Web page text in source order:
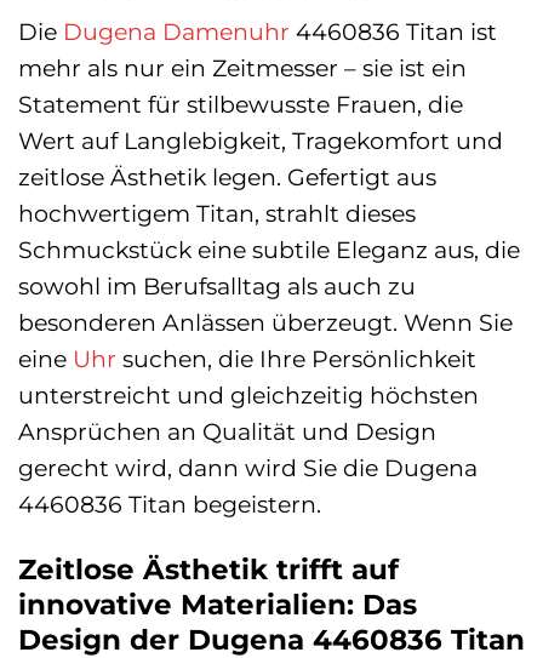
Die Dugena Damenuhr 4460836 Titan ist
mehr als nur ein Zeitmesser – sie ist ein
Statement für stilbewusste Frauen, die
Wert auf Langlebigkeit, Tragekomfort und
zeitlose Ästhetik legen. Gefertigt aus
hochwertigem Titan, strahlt dieses
Schmuckstück eine subtile Eleganz aus, die
sowohl im Berufsalltag als auch zu
besonderen Anlässen überzeugt. Wenn Sie
eine Uhr suchen, die Ihre Persönlichkeit
unterstreicht und gleichzeitig höchsten
Ansprüchen an Qualität und Design
gerecht wird, dann wird Sie die Dugena
4460836 Titan begeistern.
Zeitlose Ästhetik trifft auf
innovative Materialien: Das
Design der Dugena 4460836 Titan